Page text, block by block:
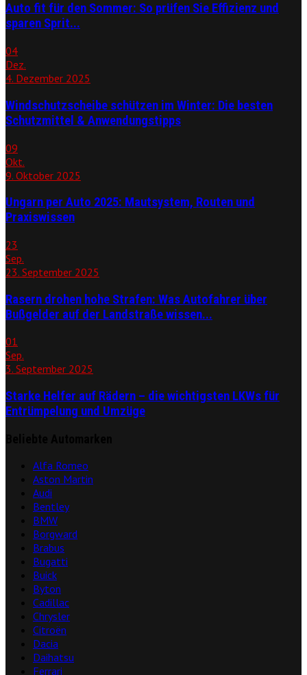
Auto fit für den Sommer: So prüfen Sie Effizienz und
sparen Sprit...
04
Dez.
4. Dezember 2025
Windschutzscheibe schützen im Winter: Die besten
Schutzmittel & Anwendungstipps
09
Okt.
9. Oktober 2025
Ungarn per Auto 2025: Mautsystem, Routen und
Praxiswissen
23
Sep.
23. September 2025
Rasern drohen hohe Strafen: Was Autofahrer über
Bußgelder auf der Landstraße wissen...
01
Sep.
3. September 2025
Starke Helfer auf Rädern – die wichtigsten LKWs für
Entrümpelung und Umzüge
Alfa Romeo
Aston Martin
Audi
Bentley
BMW
Borgward
Brabus
Bugatti
Buick
Byton
Cadillac
Chrysler
Citroën
Dacia
Daihatsu
Ferrari